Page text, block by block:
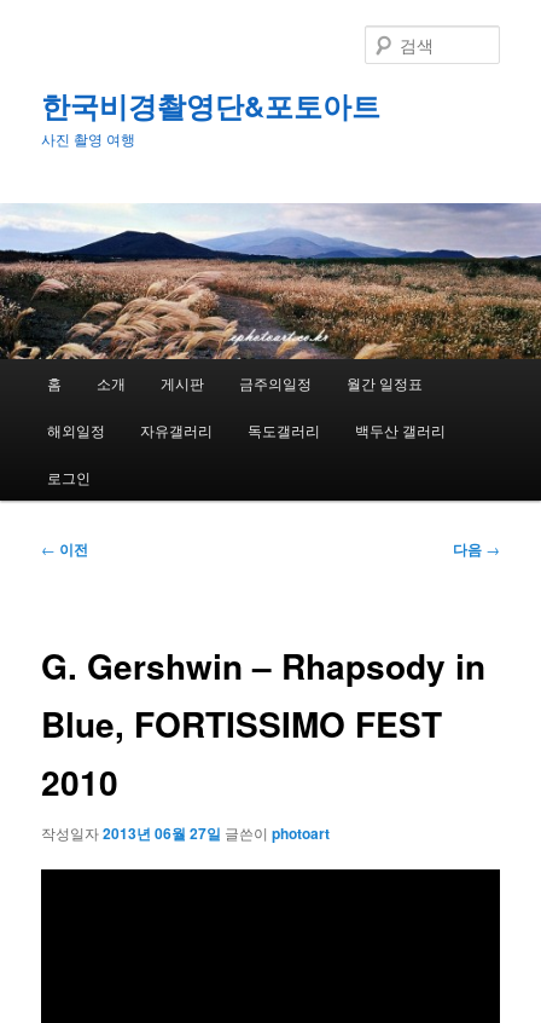
어
기
한국비경촬영단&포토아트
사진 촬영 여행
색
홈 소개 게시판 금주의일정 월간 일정표
해외일정 자유갤러리 독도갤러리 백두산 갤러리
로그인
글
션
← 이전 다음 →
G. Gershwin – Rhapsody in
Blue, FORTISSIMO FEST
2010
작성일자2013년 06월 27일 글쓴이photoart